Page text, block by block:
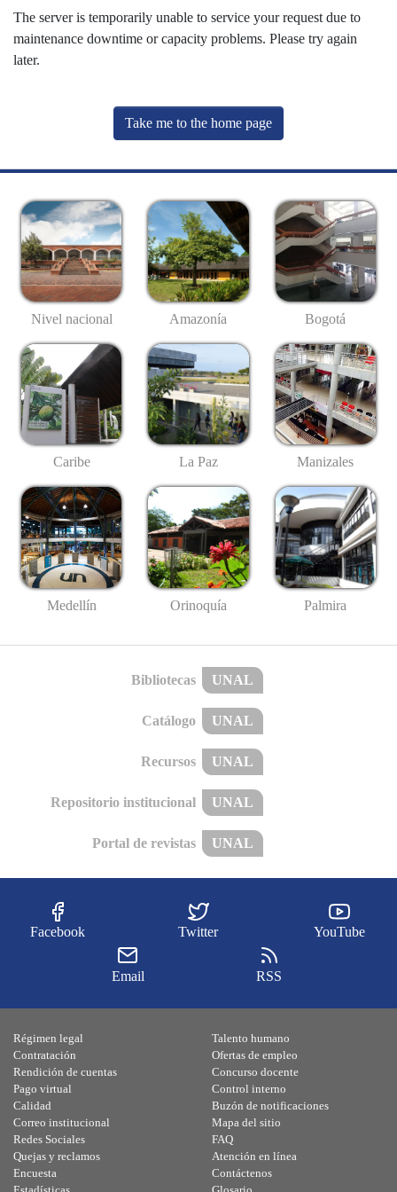
The server is temporarily unable to service your request due to
maintenance downtime or capacity problems. Please try again
later.
Take me to the home page
Nivel nacional Amazonía Bogotá
Caribe La Paz Manizales
Medellín Orinoquía Palmira
Bibliotecas UNAL
Catálogo UNAL
Recursos UNAL
Repositorio institucional UNAL
Portal de revistas UNAL
Facebook Twitter YouTube
Email RSS
Régimen legal
Contratación
Rendición de cuentas
Pago virtual
Calidad
Talento humano
Ofertas de empleo
Concurso docente
Control interno
Buzón de notificaciones
Correo institucional
Redes Sociales
Quejas y reclamos
Encuesta
Mapa del sitio
FAQ
Atención en línea
Contáctenos